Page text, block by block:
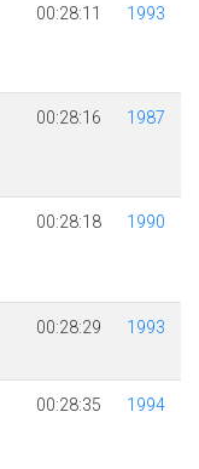
00:28:11 1993
00:28:16 1987
00:28:18 1990
00:28:29 1993
00:28:35 1994